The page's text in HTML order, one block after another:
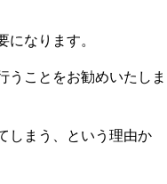
なります。
うことをお勧めいたしま
しまう、という理由か